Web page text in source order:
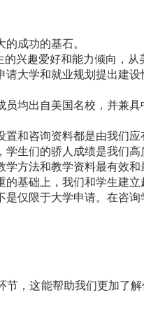
成功的基石。
兴趣爱好和能力倾向，
大学和就业规划提出建
均出自美国名校，并兼
置和咨询资料都是由我们
生们的骄人成绩是我们
方法和教学资料最有效和
基础上，我们和学生建
仅限于大学申请。在咨
，这能帮助我们更加了